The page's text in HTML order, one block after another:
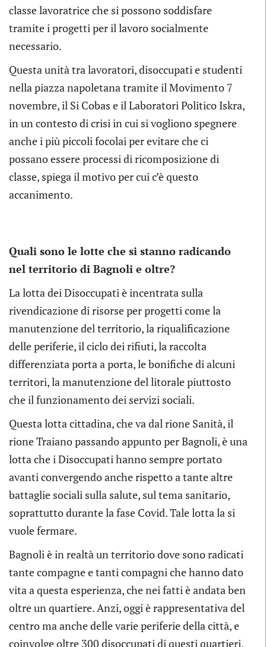
classe lavoratrice che si possono soddisfare
tramite i progetti per il lavoro socialmente
necessario.
Questa unità tra lavoratori, disoccupati e studenti
nella piazza napoletana tramite il Movimento 7
novembre, il Si Cobas e il Laboratori Politico Iskra,
in un contesto di crisi in cui si vogliono spegnere
anche i più piccoli focolai per evitare che ci
possano essere processi di ricomposizione di
classe, spiega il motivo per cui c’è questo
accanimento.
Quali sono le lotte che si stanno radicando
nel territorio di Bagnoli e oltre?
La lotta dei Disoccupati è incentrata sulla
rivendicazione di risorse per progetti come la
manutenzione del territorio, la riqualificazione
delle periferie, il ciclo dei rifiuti, la raccolta
differenziata porta a porta, le bonifiche di alcuni
territori, la manutenzione del litorale piuttosto
che il funzionamento dei servizi sociali.
Questa lotta cittadina, che va dal rione Sanità, il
rione Traiano passando appunto per Bagnoli, è una
lotta che i Disoccupati hanno sempre portato
avanti convergendo anche rispetto a tante altre
battaglie sociali sulla salute, sul tema sanitario,
soprattutto durante la fase Covid. Tale lotta la si
vuole fermare.
Bagnoli è in realtà un territorio dove sono radicati
tante compagne e tanti compagni che hanno dato
vita a questa esperienza, che nei fatti è andata ben
oltre un quartiere. Anzi, oggi è rappresentativa del
centro ma anche delle varie periferie della città, e
coinvolge oltre 300 disoccupati di questi quartieri.